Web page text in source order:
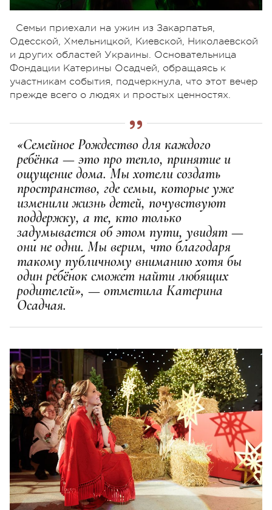
Семьи приехали на ужин из Закарпатья,
Одесской, Хмельницкой, Киевской, Николаевской
и других областей Украины. Основательница
Фондации Катерины Осадчей, обращаясь к
участникам события, подчеркнула, что этот вечер
прежде всего о людях и простых ценностях.
«Семейное Рождество для каждого
ребёнка — это про тепло, принятие и
ощущение дома. Мы хотели создать
пространство, где семьи, которые уже
изменили жизнь детей, почувствуют
поддержку, а те, кто только
задумывается об этом пути, увидят —
они не одни. Мы верим, что благодаря
такому публичному вниманию хотя бы
один ребёнок сможет найти любящих
родителей», — отметила Катерина
Осадчая.